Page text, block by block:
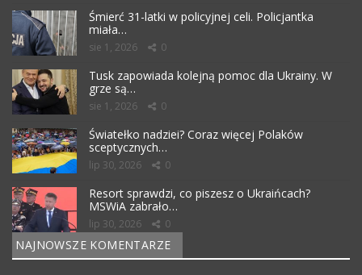
Śmierć 31-latki w policyjnej celi. Policjantka
miała…
sie 1, 2026 0
Tusk zapowiada kolejną pomoc dla Ukrainy. W
grze są…
sie 1, 2026 0
Światełko nadziei? Coraz więcej Polaków
sceptycznych…
lip 30, 2026 0
Resort sprawdzi, co piszesz o Ukraińcach?
MSWiA zabrało…
lip 30, 2026 0
NAJNOWSZE KOMENTARZE